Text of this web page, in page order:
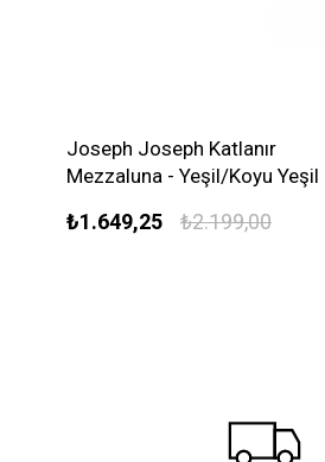
Joseph Joseph Katlanır
Mezzaluna - Yeşil/Koyu Yeşil
₺1.649,25 ₺2.199,00